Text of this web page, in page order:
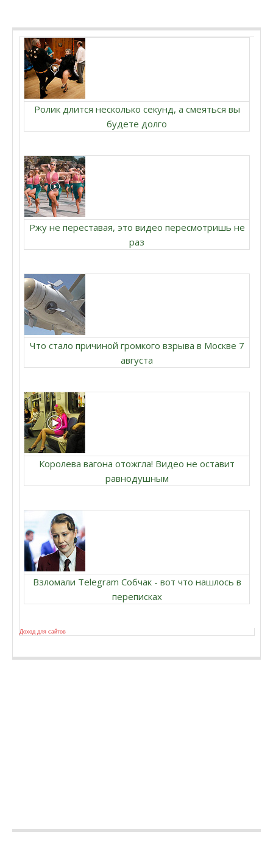
Ролик длится несколько секунд, а смеяться вы
будете долго
Ржу не переставая, это видео пересмотришь не
раз
Что стало причиной громкого взрыва в Москве 7
августа
Королева вагона отожгла! Видео не оставит
равнодушным
Взломали Telegram Собчак - вот что нашлось в
переписках
Доход для сайтов